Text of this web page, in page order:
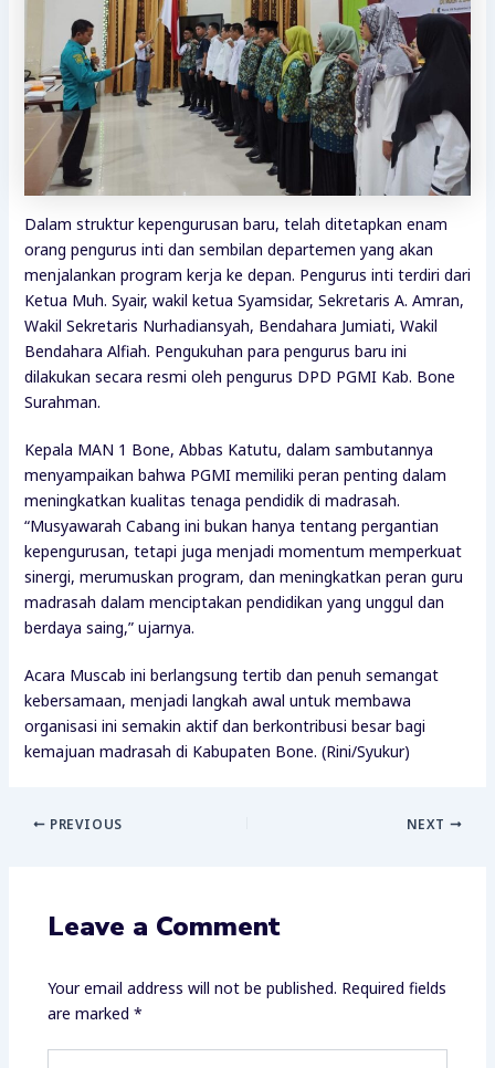
Dalam struktur kepengurusan baru, telah ditetapkan enam
orang pengurus inti dan sembilan departemen yang akan
menjalankan program kerja ke depan. Pengurus inti terdiri dari
Ketua Muh. Syair, wakil ketua Syamsidar, Sekretaris A. Amran,
Wakil Sekretaris Nurhadiansyah, Bendahara Jumiati, Wakil
Bendahara Alfiah. Pengukuhan para pengurus baru ini
dilakukan secara resmi oleh pengurus DPD PGMI Kab. Bone
Surahman.
Kepala MAN 1 Bone, Abbas Katutu, dalam sambutannya
menyampaikan bahwa PGMI memiliki peran penting dalam
meningkatkan kualitas tenaga pendidik di madrasah.
“Musyawarah Cabang ini bukan hanya tentang pergantian
kepengurusan, tetapi juga menjadi momentum memperkuat
sinergi, merumuskan program, dan meningkatkan peran guru
madrasah dalam menciptakan pendidikan yang unggul dan
berdaya saing,” ujarnya.
Acara Muscab ini berlangsung tertib dan penuh semangat
kebersamaan, menjadi langkah awal untuk membawa
organisasi ini semakin aktif dan berkontribusi besar bagi
kemajuan madrasah di Kabupaten Bone. (Rini/Syukur)
PREVIOUS NEXT
Leave a Comment
Your email address will not be published. Required fields
are marked *